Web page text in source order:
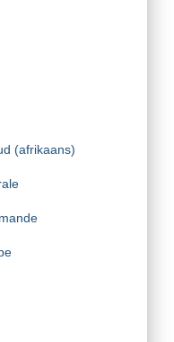
(afrikaans)